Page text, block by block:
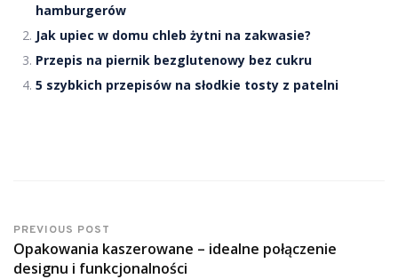
hamburgerów
Jak upiec w domu chleb żytni na zakwasie?
Przepis na piernik bezglutenowy bez cukru
5 szybkich przepisów na słodkie tosty z patelni
PREVIOUS POST
Opakowania kaszerowane – idealne połączenie
designu i funkcjonalności